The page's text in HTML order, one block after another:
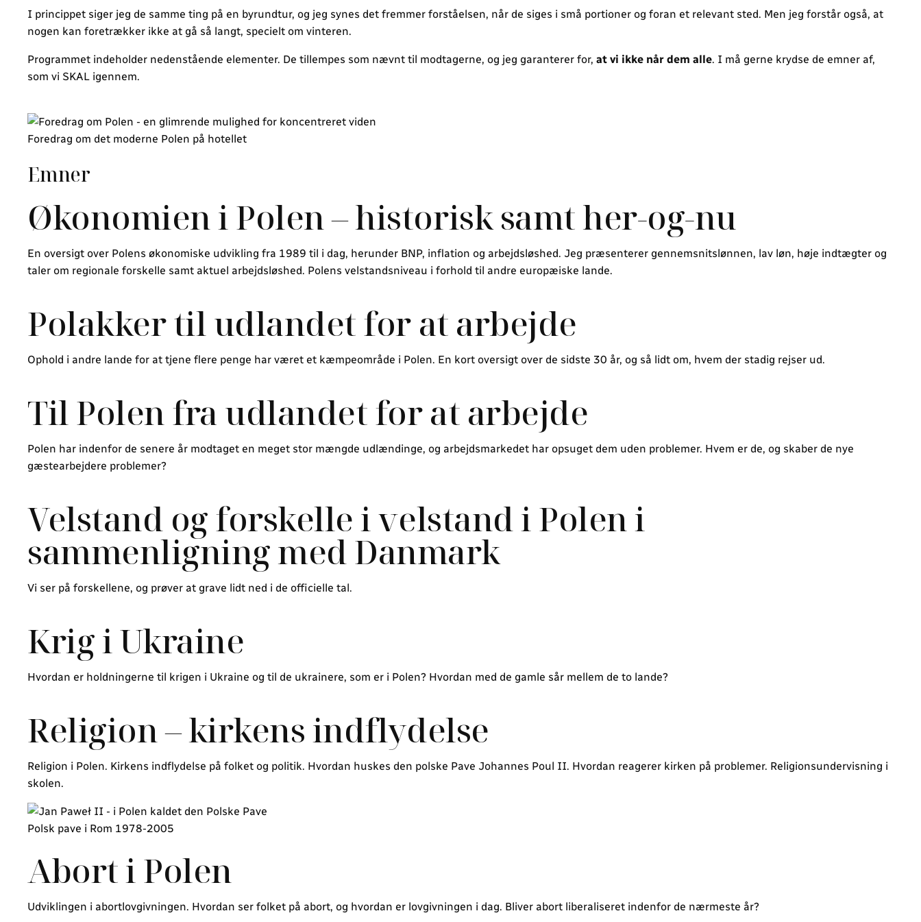
I princippet siger jeg de samme ting på en byrundtur, og jeg synes det fremmer forståelsen, når de siges i små portioner og foran et relevant sted. Men jeg forstår også, at
nogen kan foretrækker ikke at gå så langt, specielt om vinteren.
Programmet indeholder nedenstående elementer. De tillempes som nævnt til modtagerne, og jeg garanterer for, at vi ikke når dem alle. I må gerne krydse de emner af,
som vi SKAL igennem.
Foredrag om det moderne Polen på hotellet
Emner
Økonomien i Polen – historisk samt her-og-nu
En oversigt over Polens økonomiske udvikling fra 1989 til i dag, herunder BNP, inflation og arbejdsløshed. Jeg præsenterer gennemsnitslønnen, lav løn, høje indtægter og
taler om regionale forskelle samt aktuel arbejdsløshed. Polens velstandsniveau i forhold til andre europæiske lande.
Polakker til udlandet for at arbejde
Ophold i andre lande for at tjene flere penge har været et kæmpeområde i Polen. En kort oversigt over de sidste 30 år, og så lidt om, hvem der stadig rejser ud.
Til Polen fra udlandet for at arbejde
Polen har indenfor de senere år modtaget en meget stor mængde udlændinge, og arbejdsmarkedet har opsuget dem uden problemer. Hvem er de, og skaber de nye
gæstearbejdere problemer?
Velstand og forskelle i velstand i Polen i
sammenligning med Danmark
Vi ser på forskellene, og prøver at grave lidt ned i de officielle tal.
Krig i Ukraine
Hvordan er holdningerne til krigen i Ukraine og til de ukrainere, som er i Polen? Hvordan med de gamle sår mellem de to lande?
Religion – kirkens indflydelse
Religion i Polen. Kirkens indflydelse på folket og politik. Hvordan huskes den polske Pave Johannes Poul II. Hvordan reagerer kirken på problemer. Religionsundervisning i
skolen.
Polsk pave i Rom 1978-2005
Abort i Polen
Udviklingen i abortlovgivningen. Hvordan ser folket på abort, og hvordan er lovgivningen i dag. Bliver abort liberaliseret indenfor de nærmeste år?